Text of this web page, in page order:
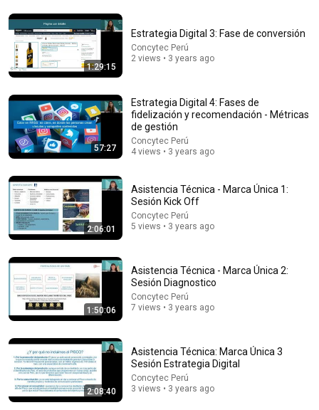
XÓT XA:Nam Việt Kiều U70 Mang 50.000 Đô Tiết Kiệm
Về Việt Nam Sống Thử Và Cái Kết 6 Tháng Phải Về Mỹ
Việt Kiều Radio
New 11K views
IF ANGELS ARE IN YOUR HOUSE… YOU WILL NOTICE
THESE 3 SIGNS | Fr. Chad Ripperger
Catholic Truths 287K views
1:29:15
Estrategia Digital 3: Fase de conversión
Concytec Perú
2 views • 3 years ago
57:27
Estrategia Digital 4: Fases de
fidelización y recomendación - Métricas
de gestión
Concytec Perú
4 views • 3 years ago
2:06:01
Asistencia Técnica - Marca Única 1:
Sesión Kick Off
Concytec Perú
5 views • 3 years ago
1:50:06
Asistencia Técnica - Marca Única 2:
Sesión Diagnostico
Concytec Perú
7 views • 3 years ago
2:08:40
Asistencia Técnica: Marca Única 3
Sesión Estrategia Digital
Concytec Perú
3 views • 3 years ago